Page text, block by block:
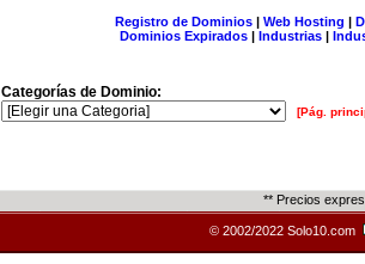
Registro de Dominios| Web Hosting |
Dominios Expirados | Industrias |
Categorías de Dominio:
[Pág.
** Precios
© 2002/2022 Solo10.com